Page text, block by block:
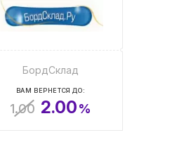
БордСклад
ВАМ ВЕРНЕТСЯ ДО:
1.00 2.00%